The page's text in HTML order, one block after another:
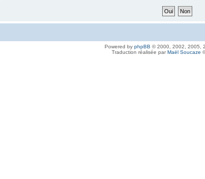
Powered by phpBB © 2000, 2002, 2005,
Traduction réalisée parMaël Soucaze